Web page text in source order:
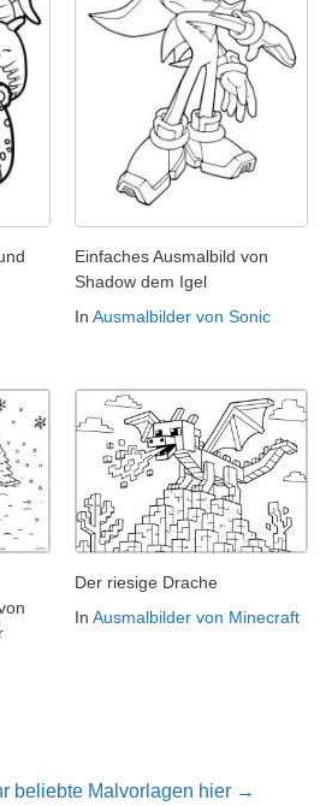
Einfaches Ausmalbild von
Shadow dem Igel
In Ausmalbilder von Sonic
Der riesige Drache
In Ausmalbilder von Minecraft
beliebte Malvorlagen hier →